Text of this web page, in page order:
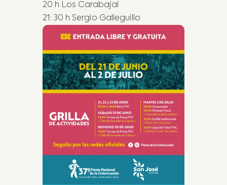
20 h Los Carabajal
21: 30 h Sergio Galleguillo